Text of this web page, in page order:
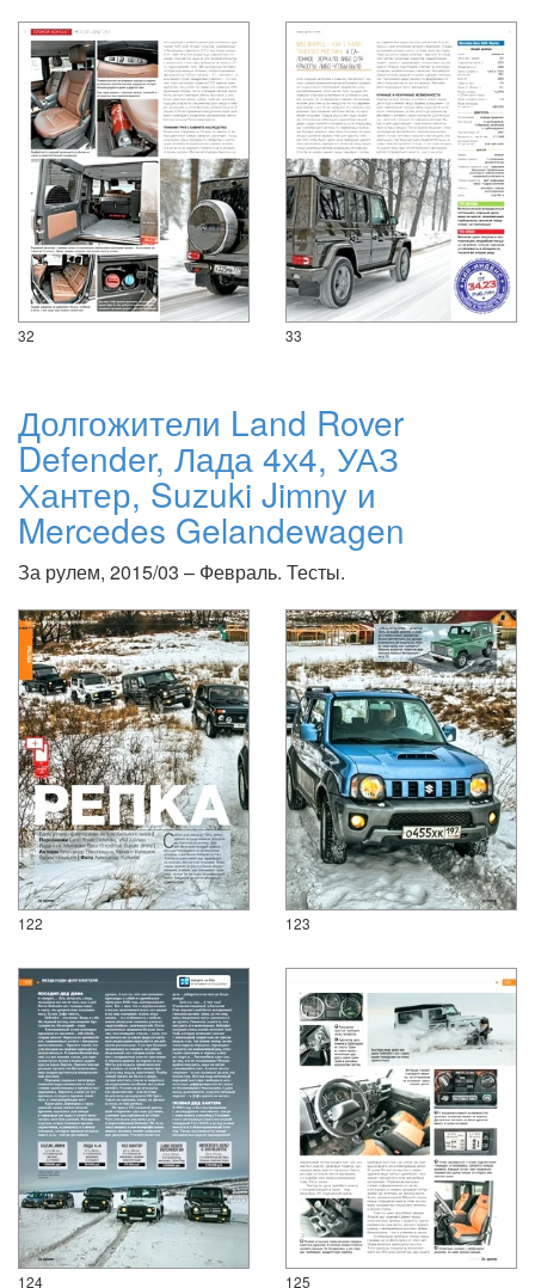
32 33
Долгожители Land Rover
Defender, Лада 4х4, УАЗ
Хантер, Suzuki Jimny и
Mercedes Gelandewagen
За рулем, 2015/03 – Февраль. Тесты.
122 123
124 125